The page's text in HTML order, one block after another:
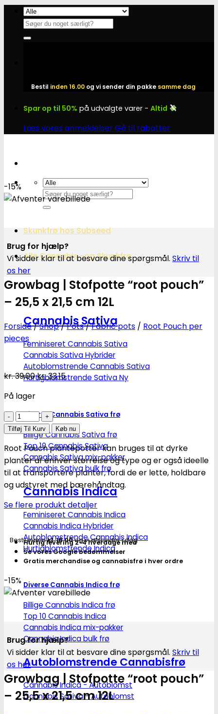
Fortsæt
indhold
Søg
efter:
Bestil inden 16.00 og vi sender din pakke samme dag
Spar op til 50% på udvalgte varer - Altid
Læs vores anmeldelserGå til rabatter
Søg
efter:
Skunkfrø hos Subseed
Alle Cannabis -og Skunkfrø
Cannabis Sativa
Feminiseret Cannabis Sativa
Cannabis Sativa Hybrider
Autoblomstrende Cannabis Sativa
Hurtigblomstrende Sativa
Diverse Cannabis Sativa frø
Billige Cannabis Sativa frø
Top 10 Cannabis Sativa
Cannabis Sativa mix-pakker
Cannabis Sativa bulk frø
Cannabis Indica
Feminiseret Cannabis Indica
Cannabis Indica Hybrider
Autoblomstrende Cannabis Indica
Hurtigblomstrende Indica
Diverse Cannabis Indica frø
Billige Cannabis Indica frø
Top 10 Cannabis Indica
Cannabis Indica mix-pakker
Cannabis Indica bulk frø
Autoblomstrende Cannabisfrø
Cannabis Indica - Autoblomst
Cannabis Sativa - Autoblomst
-15%
Brug for hjælp?
Vi sidder klar til at besvare dine spørgsmål. Skriv til
os her
Growbag | Stofpotte “root pouch”
– 25,5 x 21,5 cm 12L
Forside/Shop/Pots/Fabric pots / Root Pouch per
pieces
kr.39.00Den
var:
kr. 39.00.
kr.33.15Den
er:
kr. 33.15.
På lager
Growbag
|
Stofpotte
"root
pouch"
-
25,5
x
21,5
cm
12L
antal
Tilføj Til Kurv Køb nu
Root Pouch plantepotter kan bruges til at dyrke
planter af enhver størrelse og type og er også ideelle
til at transportere planter, fordi de er lette, holdbare
og udstyret med bærehåndtag.
Se flere produkt detaljer
Bestil indenkl. 16.00og vi afsender i dag
Hurtig levering 2-4 hverdage med
Se vores Google bedømmelser
Gratis merchandise og cannabisfrø i hver ordre
-15%
Brug for hjælp?
Vi sidder klar til at besvare dine spørgsmål. Skriv til
os her
Growbag | Stofpotte “root pouch”
– 25,5 x 21,5 cm 12L